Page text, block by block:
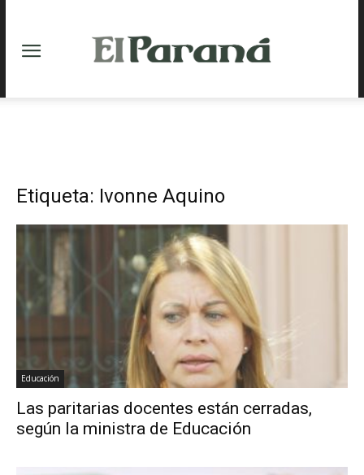
Etiqueta: Ivonne Aquino
Educación
Las paritarias docentes están cerradas,
según la ministra de Educación